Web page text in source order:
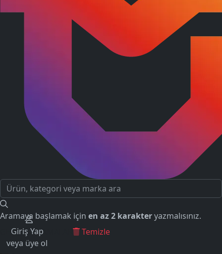
Aramaya başlamak için en az 2 karakteryazmalısınız.
GEÇMİŞ ARAMALAR
Temizle
Giriş Yap
veya üye ol